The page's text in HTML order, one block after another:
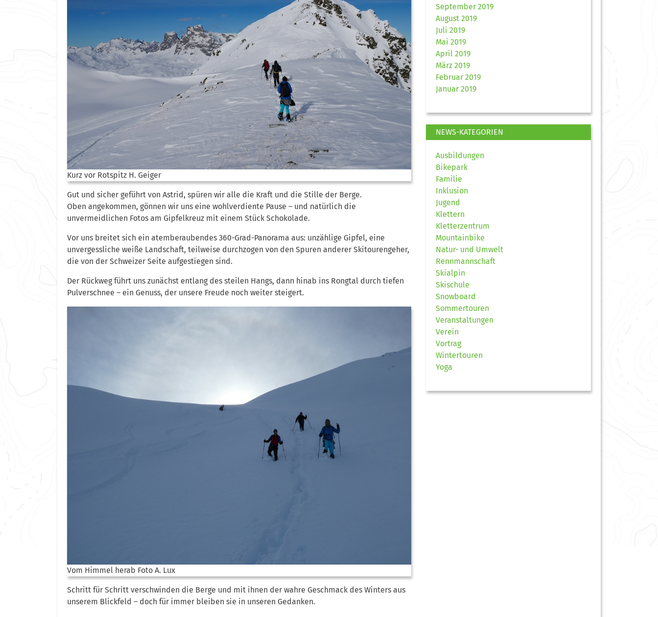
Kurz vor Rotspitz H. Geiger
Gut und sicher geführt von Astrid, spüren wir alle die Kraft und die Stille der Berge.
Oben angekommen, gönnen wir uns eine wohlverdiente Pause – und natürlich die
unvermeidlichen Fotos am Gipfelkreuz mit einem Stück Schokolade.
Vor uns breitet sich ein atemberaubendes 360-Grad-Panorama aus: unzählige Gipfel, eine
unvergessliche weiße Landschaft, teilweise durchzogen von den Spuren anderer Skitourengeher,
die von der Schweizer Seite aufgestiegen sind.
Der Rückweg führt uns zunächst entlang des steilen Hangs, dann hinab ins Rongtal durch tiefen
Pulverschnee – ein Genuss, der unsere Freude noch weiter steigert.
Vom Himmel herab Foto A. Lux
Schritt für Schritt verschwinden die Berge und mit ihnen der wahre Geschmack des Winters aus
unserem Blickfeld – doch für immer bleiben sie in unseren Gedanken.
September 2019
August 2019
Juli 2019
Mai 2019
April 2019
März 2019
Februar 2019
Januar 2019
NEWS-KATEGORIEN
Ausbildungen
Bikepark
Familie
Inklusion
Jugend
Klettern
Kletterzentrum
Mountainbike
Natur- und Umwelt
Rennmannschaft
Skialpin
Skischule
Snowboard
Sommertouren
Veranstaltungen
Verein
Vortrag
Wintertouren
Yoga